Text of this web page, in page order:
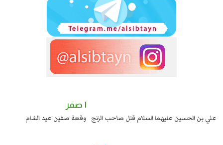
السبايا عند يزيد شهادة زيد بن علي بن الحسين عليهما السلام قتل صاحب الزنج